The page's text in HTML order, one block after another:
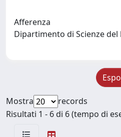
Afferenza
Dipartimento di Scienze del
Mostra
records
Risultati 1 - 6 di 6 (tempo di